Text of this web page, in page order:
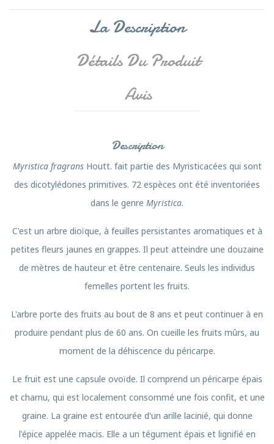
La Description
Détails Du Produit
Avis
Description
Myristica fragransHoutt. fait partie des Myristicacées qui sont
des dicotylédones primitives. 72 espèces ont été inventoriées
dans le genre Myristica.
C'est un arbre dioïque, à feuilles persistantes aromatiques et à
petites fleurs jaunes en grappes. Il peut atteindre une douzaine
de mètres de hauteur et être centenaire. Seuls les individus
femelles portent les fruits.
L'arbre porte des fruits au bout de 8 ans et peut continuer à en
produire pendant plus de 60 ans. On cueille les fruits mûrs, au
moment de la déhiscence du péricarpe.
Le fruit est une capsule ovoïde. Il comprend un péricarpe épais
et charnu, qui est localement consommé une fois confit, et une
graine. La graine est entourée d'un arille lacinié, qui donne
l'épice appelée macis. Elle a un tégument épais et lignifié en